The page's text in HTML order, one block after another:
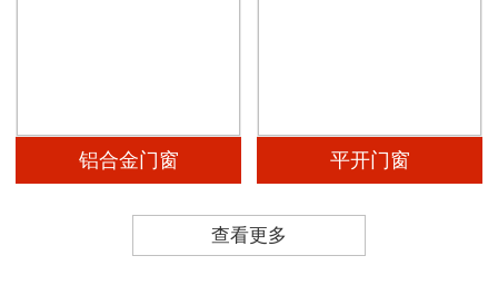
铝合金门窗 平开门窗
查看更多